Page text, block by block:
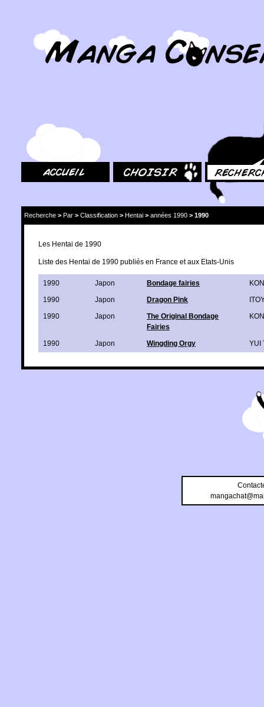
Recherche > Par > Classification > Hentai > années 1990 > 1990
Les Hentai de 1990
Liste des Hentai de 1990 publiés en France et aux Etats-Unis
1990 Japon Bondage fairies
1990
Japon Dragon Pink
1990
Japon
The Original Bondage
Fairies
1990 Japon Wingding Orgy YUI